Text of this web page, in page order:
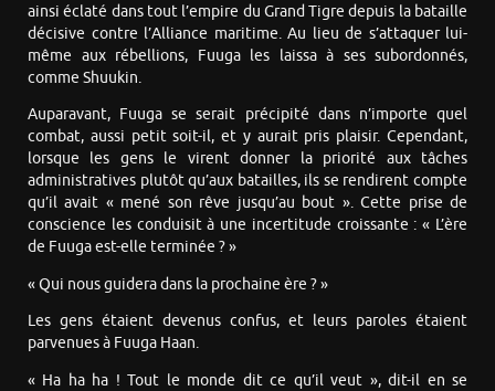
ainsi éclaté dans tout l’empire du Grand Tigre depuis la bataille
décisive contre l’Alliance maritime. Au lieu de s’attaquer lui-
même aux rébellions, Fuuga les laissa à ses subordonnés,
comme Shuukin.
Auparavant, Fuuga se serait précipité dans n’importe quel
combat, aussi petit soit-il, et y aurait pris plaisir. Cependant,
lorsque les gens le virent donner la priorité aux tâches
administratives plutôt qu’aux batailles, ils se rendirent compte
qu’il avait « mené son rêve jusqu’au bout ». Cette prise de
conscience les conduisit à une incertitude croissante : « L’ère
de Fuuga est-elle terminée ? »
« Qui nous guidera dans la prochaine ère ? »
Les gens étaient devenus confus, et leurs paroles étaient
parvenues à Fuuga Haan.
« Ha ha ha ! Tout le monde dit ce qu’il veut », dit-il en se